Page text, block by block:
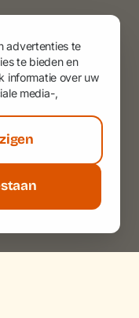
advertenties te
te bieden en
informatie over uw
media-,